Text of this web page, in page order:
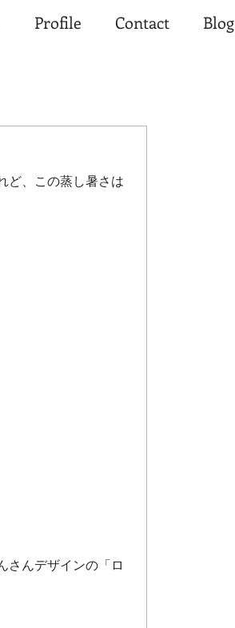
Profile Contact Blog
ど、この蒸し暑さは
さんデザインの「ロ